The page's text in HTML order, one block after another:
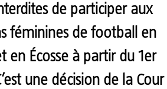
de participer aux
féminines de football en
en Écosse à partir du 1er
une décision de la Cour